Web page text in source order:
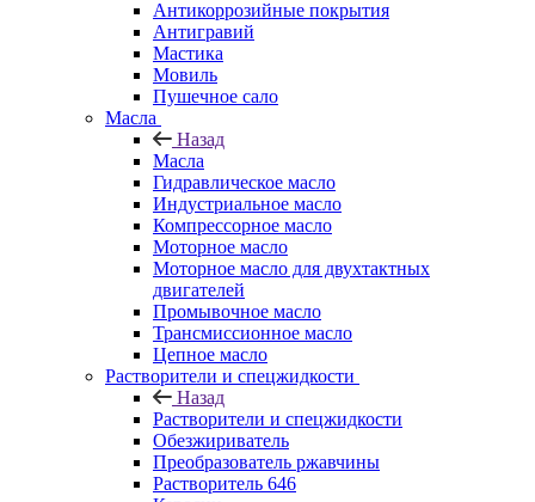
Антикоррозийные покрытия
Антигравий
Мастика
Мовиль
Пушечное сало
Масла
Назад
Масла
Гидравлическое масло
Индустриальное масло
Компрессорное масло
Моторное масло
Моторное масло для двухтактных
двигателей
Промывочное масло
Трансмиссионное масло
Цепное масло
Растворители и спецжидкости
Назад
Растворители и спецжидкости
Обезжириватель
Преобразователь ржавчины
Растворитель 646